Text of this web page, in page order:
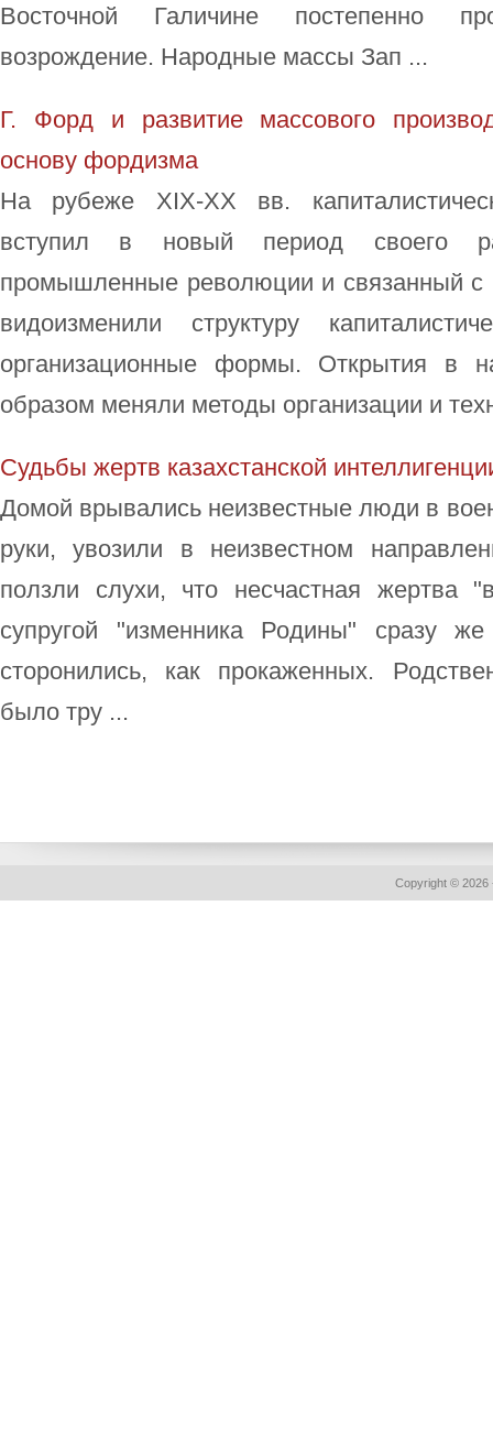
Восточной Галичине постепенно
возрождение. Народные массы Зап ...
Г. Форд и развитие массового
основу фордизма
На рубеже XIX-XX вв.
вступил в новый период своего
промышленные революции и связанный с
видоизменили структуру
организационные формы. Открытия в
образом меняли методы организации и
Судьбы жертв казахстанской
Домой врывались неизвестные люди в
руки, увозили в неизвестном
ползли слухи, что несчастная жертва
супругой "изменника Родины" сразу
сторонились, как прокаженных.
было тру ...
Copyright © 2026